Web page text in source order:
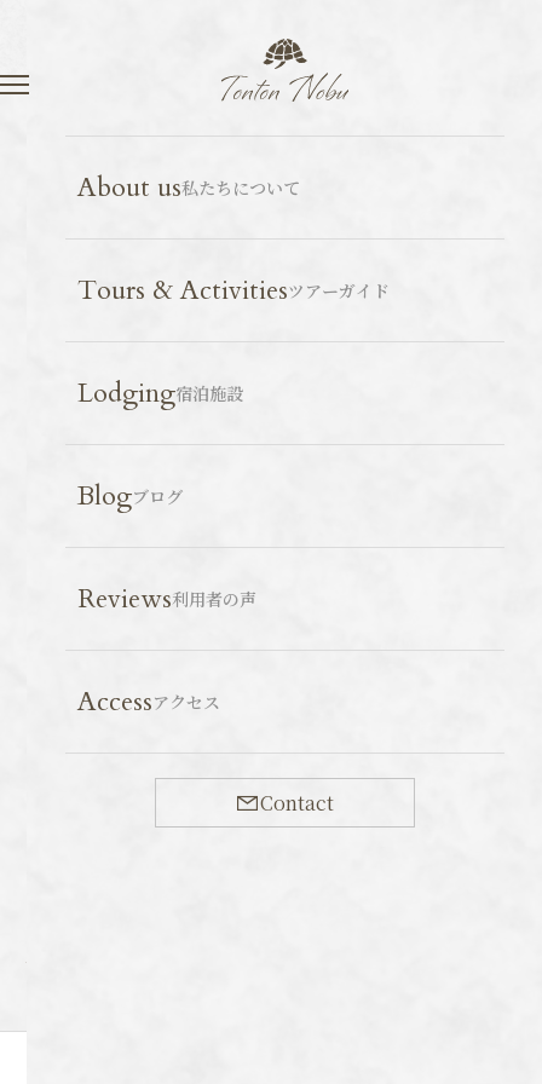
About us私たちについて
Tours & Activitiesツアーガイド
Lodging宿泊施設
Blogブログ
Reviews利用者の声
Accessアクセス
Contact
Blog
もみじまんじゅう
広島厳島を代表する銘菓・もみじまんじゅう。修
るお土産です。私たちの世代だとお笑いコンビの
かもしれ…
2026/06/07 グルメ スポット紹介 広島